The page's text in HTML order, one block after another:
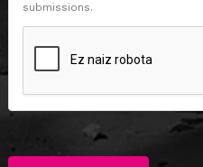
submissions.